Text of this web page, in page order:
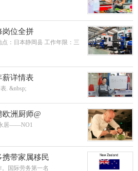
岗位全拼
：日本静岡县 工作年限：三
薪详情表
. &nbsp;
欧洲厨师@
居——NO1
带家属移民
国际劳务第一名